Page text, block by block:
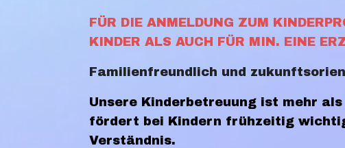
FÜR DIE ANMELDUNG ZUM
KINDER ALS AUCH FÜR MIN. EINE
Familienfreundlich und
Unsere Kinderbetreuung ist mehr
fördert bei Kindern frühzeitig
Verständnis.